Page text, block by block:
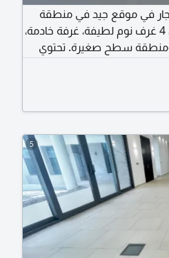
4 غرف نوم للإيجار في موقع جيد في منطقة
السلام. تحتوي على غرفة معيشة فسيحة، 4 غرف نوم لطيفة، غرفة خادمة،
سطح صغيرة. تحتوي
أيضا. للعائلات فقط، بإيجار
يطبق تأمين ورسوم الوكالة. اتصل بعياض
5